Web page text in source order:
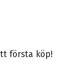
första köp!